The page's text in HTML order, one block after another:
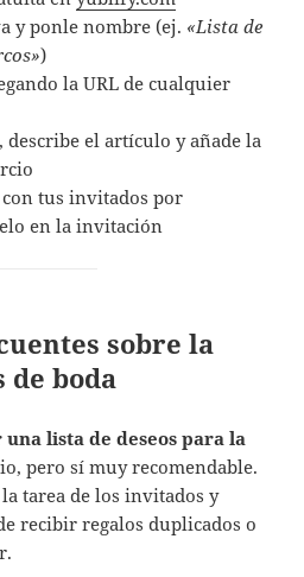
y ponle nombre (ej. «Lista de
)
la URL de cualquier
describe el artículo y añade la
tus invitados por
en la invitación
sobre la
de boda
lista de deseos para la
pero sí muy recomendable.
tarea de los invitados y
recibir regalos duplicados o